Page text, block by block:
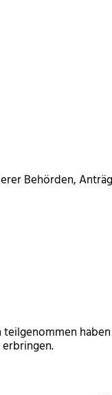
Behörden,